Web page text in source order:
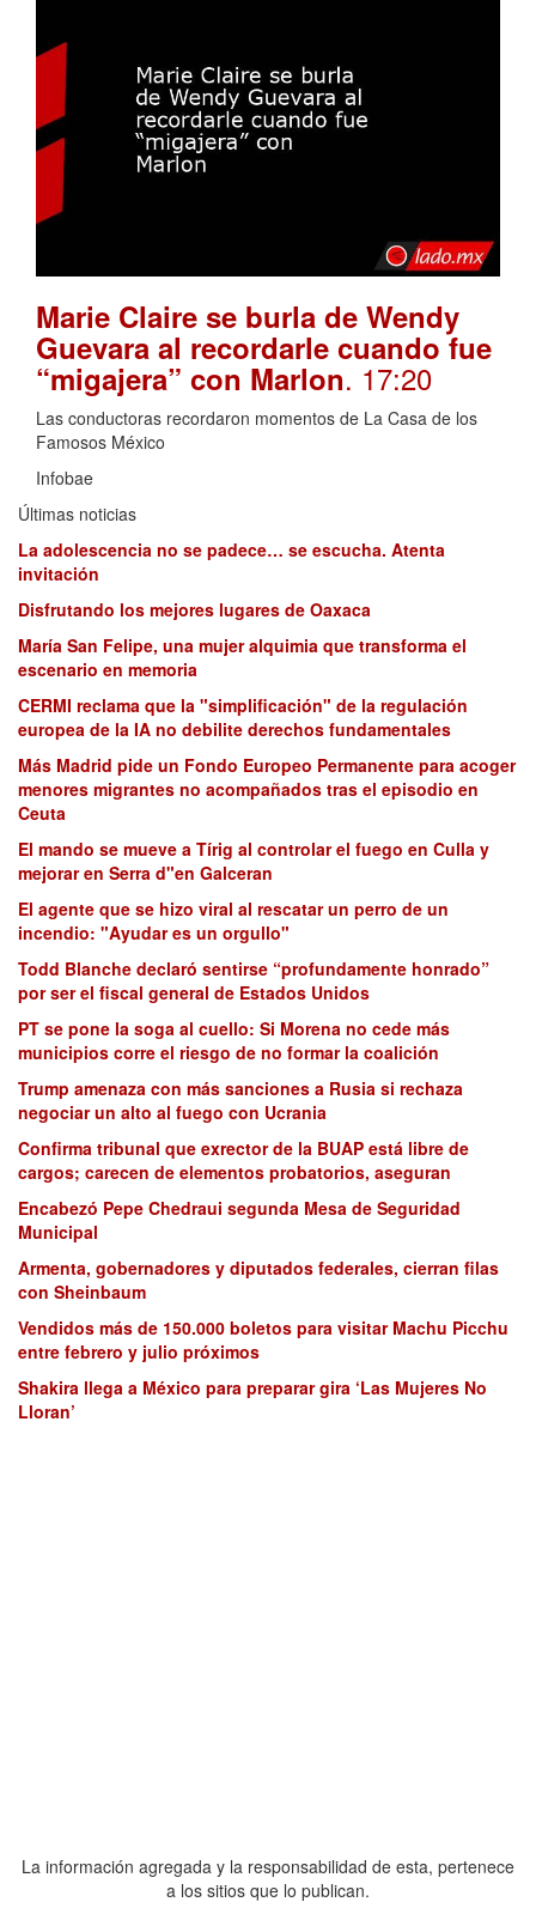
Marie Claire se burla de Wendy
Guevara al recordarle cuando fue
“migajera” con Marlon. 17:20
Las conductoras recordaron momentos de La Casa de los
Famosos México
Infobae
Últimas noticias
La adolescencia no se padece… se escucha. Atenta
invitación
Disfrutando los mejores lugares de Oaxaca
María San Felipe, una mujer alquimia que transforma el
escenario en memoria
CERMI reclama que la "simplificación" de la regulación
europea de la IA no debilite derechos fundamentales
Más Madrid pide un Fondo Europeo Permanente para acoger
menores migrantes no acompañados tras el episodio en
Ceuta
El mando se mueve a Tírig al controlar el fuego en Culla y
mejorar en Serra d"en Galceran
El agente que se hizo viral al rescatar un perro de un
incendio: "Ayudar es un orgullo"
Todd Blanche declaró sentirse “profundamente honrado”
por ser el fiscal general de Estados Unidos
PT se pone la soga al cuello: Si Morena no cede más
municipios corre el riesgo de no formar la coalición
Trump amenaza con más sanciones a Rusia si rechaza
negociar un alto al fuego con Ucrania
Confirma tribunal que exrector de la BUAP está libre de
cargos; carecen de elementos probatorios, aseguran
Encabezó Pepe Chedraui segunda Mesa de Seguridad
Municipal
Armenta, gobernadores y diputados federales, cierran filas
con Sheinbaum
Vendidos más de 150.000 boletos para visitar Machu Picchu
entre febrero y julio próximos
Shakira llega a México para preparar gira ‘Las Mujeres No
Lloran’
La información agregada y la responsabilidad de esta, pertenece
a los sitios que lo publican.